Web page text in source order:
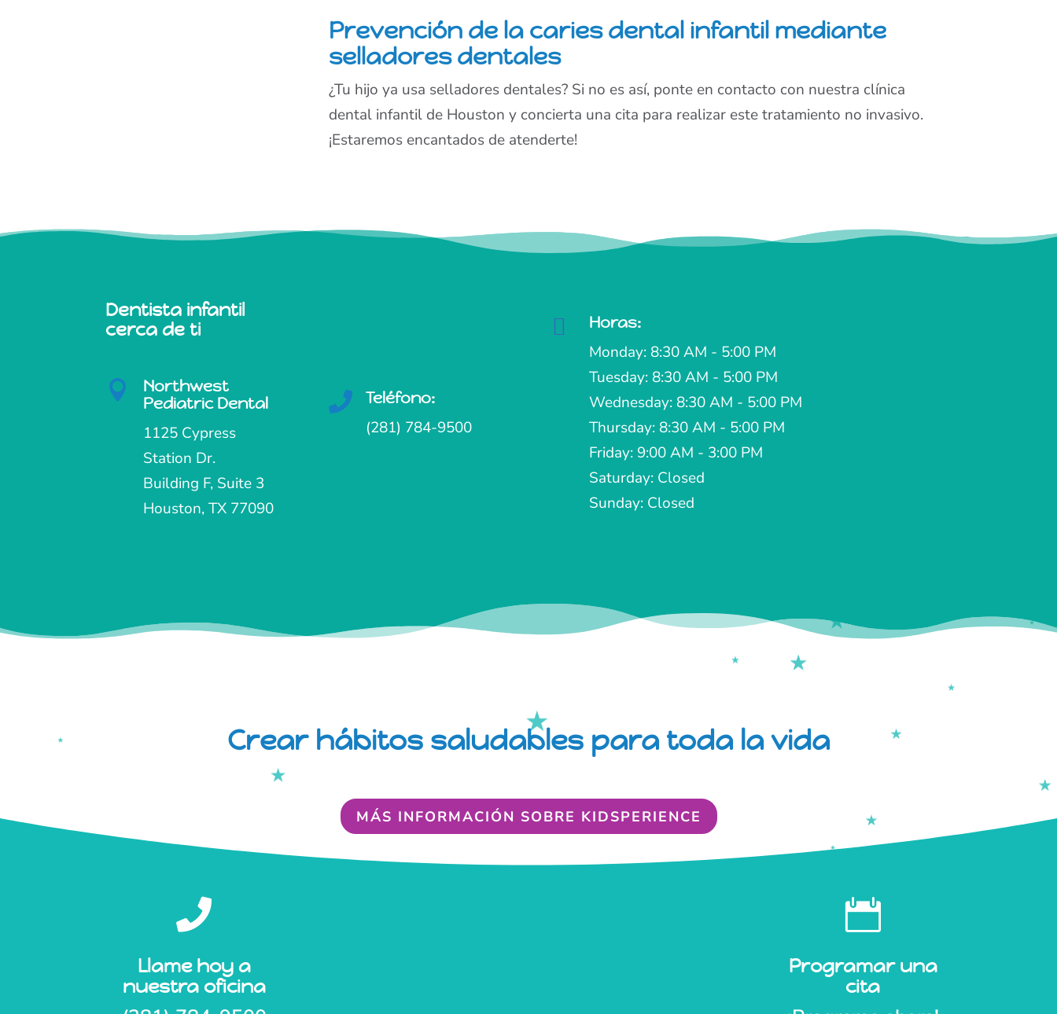
Prevención de la caries dental infantil mediante
selladores dentales
¿Tu hijo ya usa selladores dentales? Si no es así, ponte en contacto con nuestra clínica
dental infantil de Houston y concierta una cita para realizar este tratamiento no invasivo.
¡Estaremos encantados de atenderte!
Dentista infantil
cerca de ti

Northwest
Pediatric Dental
1125 Cypress
Station Dr.
Building F, Suite 3
Houston, TX 77090
 Teléfono:
(281) 784-9500
 Horas:
Monday: 8:30 AM - 5:00 PM
Tuesday: 8:30 AM - 5:00 PM
Wednesday: 8:30 AM - 5:00 PM
Thursday: 8:30 AM - 5:00 PM
Friday: 9:00 AM - 3:00 PM
Saturday: Closed
Sunday: Closed
Crear hábitos saludables para toda la vida
MÁS INFORMACIÓN SOBRE KIDSPERIENCE

Llame hoy a
nuestra oficina

Programar una
cita